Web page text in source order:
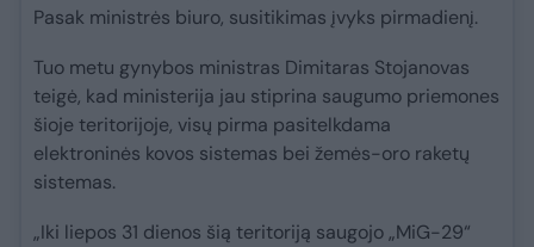
Pasak ministrės biuro, susitikimas įvyks pirmadienį.
Tuo metu gynybos ministras Dimitaras Stojanovas
teigė, kad ministerija jau stiprina saugumo priemones
šioje teritorijoje, visų pirma pasitelkdama
elektroninės kovos sistemas bei žemės-oro raketų
sistemas.
„Iki liepos 31 dienos šią teritoriją saugojo „MiG-29“